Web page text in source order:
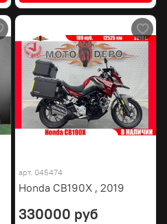
арт. 045474
Honda CB190X , 2019
330000 руб